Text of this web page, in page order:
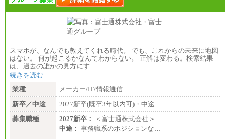
スマホが、なんでも教えてくれる時代。 でも、これからの未来に地図
はない。 何が起こるかなんてわからない。 正解は変わる。検索結果
は、過去の誰かの見方にす…
続きを読む
業種
メーカー/IT/情報通信
新卒／中途
2027新卒(既卒3年以内可)・中途
募集職種
2027新卒：
＜富士通株式会社＞…
中途： 事務職系のポジションな…